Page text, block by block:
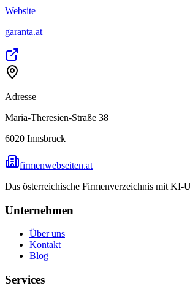
Website
garanta.at
Adresse
Maria-Theresien-Straße 38
6020 Innsbruck
firmenwebseiten.at
Das österreichische Firmenverzeichnis mit KI-
Unternehmen
Über uns
Kontakt
Blog
Services